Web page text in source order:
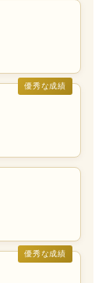
優秀な成績
優秀な成績